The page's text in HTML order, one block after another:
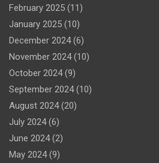
February 2025 (11)
January 2025 (10)
December 2024(6)
November 2024(10)
October 2024(9)
September 2024(10)
August 2024(20)
July 2024(6)
June 2024(2)
May 2024(9)